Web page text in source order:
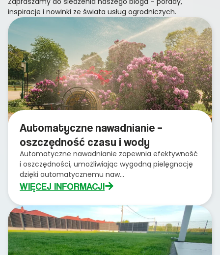
inspiracje i nowinki ze świata usług ogrodniczych.
Automatyczne nawadnianie –
oszczędność czasu i wody
Automatyczne nawadnianie zapewnia efektywność
i oszczędności, umożliwiając wygodną pielęgnację
dzięki automatycznemu naw...
WIĘCEJ INFORMACJI